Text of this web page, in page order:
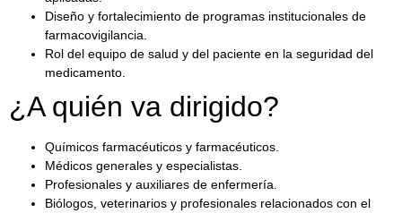
Diseño y fortalecimiento de programas institucionales de
farmacovigilancia.
Rol del equipo de salud y del paciente en la seguridad del
medicamento.
¿A quién va dirigido?
Químicos farmacéuticos y farmacéuticos.
Médicos generales y especialistas.
Profesionales y auxiliares de enfermería.
Biólogos, veterinarios y profesionales relacionados con el